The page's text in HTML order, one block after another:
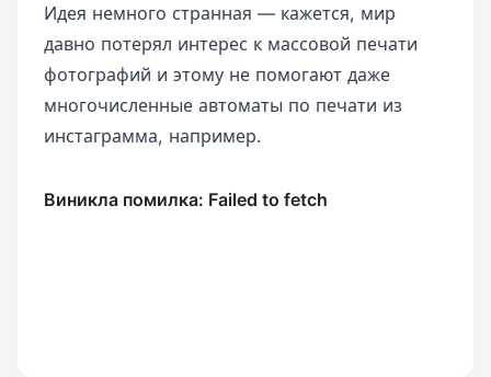
Идея немного странная — кажется, мир
давно потерял интерес к массовой печати
фотографий и этому не помогают даже
многочисленные автоматы по печати из
инстаграмма, например.